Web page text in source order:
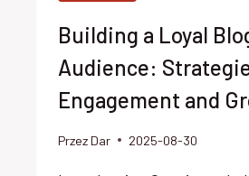
Building a Loyal
Audience:
Engagement and
Przez Dar 2025-08-30